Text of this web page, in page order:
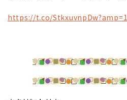
https://t.co/StkxuvnpDw?amp=1